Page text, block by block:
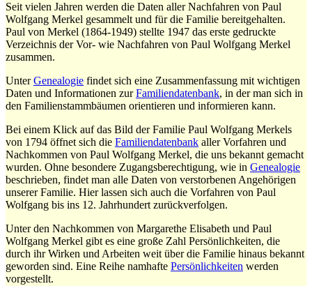
Seit vielen Jahren werden die Daten aller Nachfahren von Paul
Wolfgang Merkel gesammelt und für die Familie bereitgehalten.
Paul von Merkel (1864-1949) stellte 1947 das erste gedruckte
Verzeichnis der Vor- wie Nachfahren von Paul Wolfgang Merkel
zusammen.
UnterGenealogie findet sich eine Zusammenfassung mit wichtigen
Daten und Informationen zurFamiliendatenbank, in der man sich in
den Familienstammbäumen orientieren und informieren kann.
Bei einem Klick auf das Bild der Familie Paul Wolfgang Merkels
von 1794 öffnet sich die Familiendatenbank aller Vorfahren und
Nachkommen von Paul Wolfgang Merkel, die uns bekannt gemacht
wurden. Ohne besondere Zugangsberechtigung, wie in Genealogie
beschrieben, findet man alle Daten von verstorbenen Angehörigen
unserer Familie. Hier lassen sich auch die Vorfahren von Paul
Wolfgang bis ins 12. Jahrhundert zurückverfolgen.
Unter den Nachkommen von Margarethe Elisabeth und Paul
Wolfgang Merkel gibt es eine große Zahl Persönlichkeiten, die
durch ihr Wirken und Arbeiten weit über die Familie hinaus bekannt
geworden sind. Eine Reihe namhafte Persönlichkeiten werden
vorgestellt.